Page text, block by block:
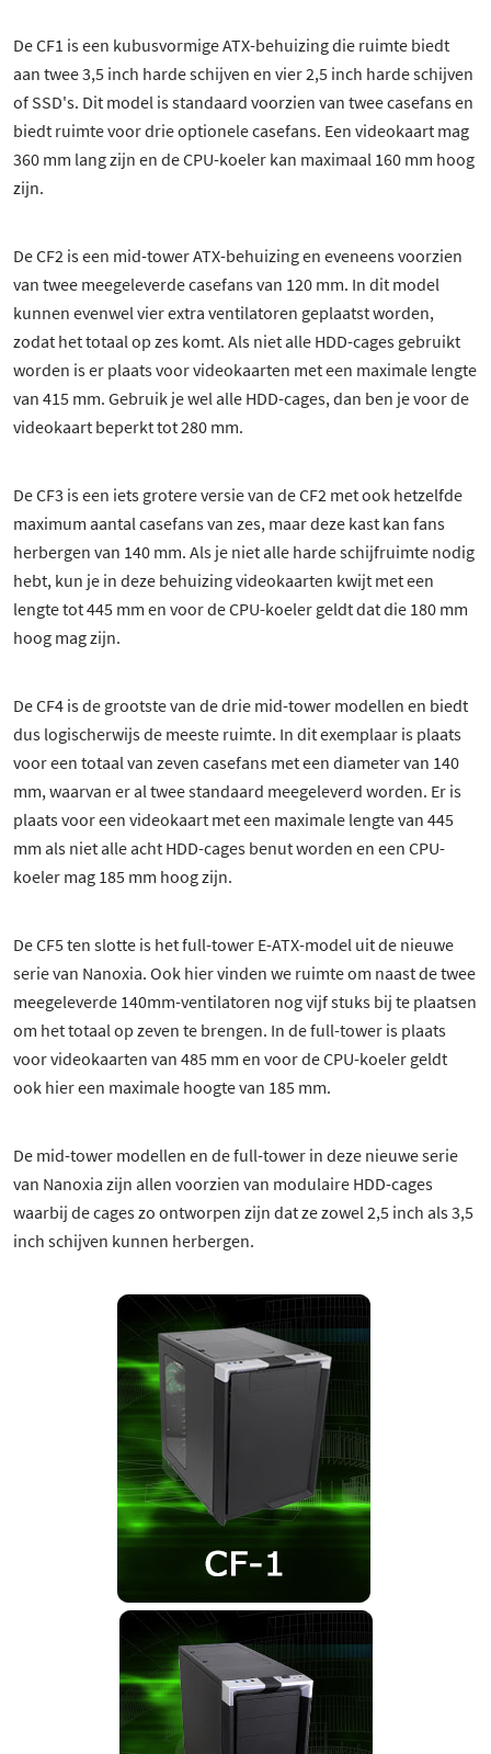
De CF1 is een kubusvormige ATX-behuizing die ruimte biedt
aan twee 3,5 inch harde schijven en vier 2,5 inch harde schijven
of SSD's. Dit model is standaard voorzien van twee casefans en
biedt ruimte voor drie optionele casefans. Een videokaart mag
360 mm lang zijn en de CPU-koeler kan maximaal 160 mm hoog
zijn.
De CF2 is een mid-tower ATX-behuizing en eveneens voorzien
van twee meegeleverde casefans van 120 mm. In dit model
kunnen evenwel vier extra ventilatoren geplaatst worden,
zodat het totaal op zes komt. Als niet alle HDD-cages gebruikt
worden is er plaats voor videokaarten met een maximale lengte
van 415 mm. Gebruik je wel alle HDD-cages, dan ben je voor de
videokaart beperkt tot 280 mm.
De CF3 is een iets grotere versie van de CF2 met ook hetzelfde
maximum aantal casefans van zes, maar deze kast kan fans
herbergen van 140 mm. Als je niet alle harde schijfruimte nodig
hebt, kun je in deze behuizing videokaarten kwijt met een
lengte tot 445 mm en voor de CPU-koeler geldt dat die 180 mm
hoog mag zijn.
De CF4 is de grootste van de drie mid-tower modellen en biedt
dus logischerwijs de meeste ruimte. In dit exemplaar is plaats
voor een totaal van zeven casefans met een diameter van 140
mm, waarvan er al twee standaard meegeleverd worden. Er is
plaats voor een videokaart met een maximale lengte van 445
mm als niet alle acht HDD-cages benut worden en een CPU-
koeler mag 185 mm hoog zijn.
De CF5 ten slotte is het full-tower E-ATX-model uit de nieuwe
serie van Nanoxia. Ook hier vinden we ruimte om naast de twee
meegeleverde 140mm-ventilatoren nog vijf stuks bij te plaatsen
om het totaal op zeven te brengen. In de full-tower is plaats
voor videokaarten van 485 mm en voor de CPU-koeler geldt
ook hier een maximale hoogte van 185 mm.
De mid-tower modellen en de full-tower in deze nieuwe serie
van Nanoxia zijn allen voorzien van modulaire HDD-cages
waarbij de cages zo ontworpen zijn dat ze zowel 2,5 inch als 3,5
inch schijven kunnen herbergen.